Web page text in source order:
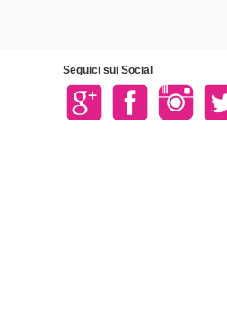
Seguici sui Social